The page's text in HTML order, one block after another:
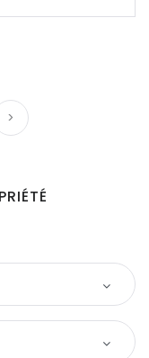
>